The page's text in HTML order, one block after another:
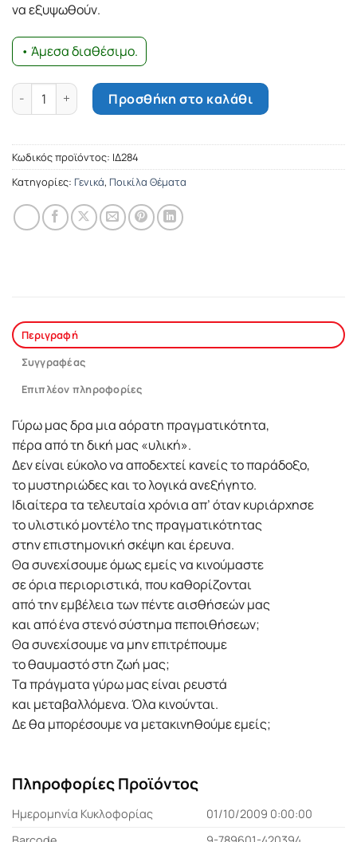
να εξυψωθούν.
• Άμεσα διαθέσιμο.
Θαυμαστό όπως η ζωή ποσότητα
Προσθήκη στο καλάθι
Κωδικός προϊόντος: ΙΔ284
Κατηγορίες: Γενικά, Ποικίλα Θέματα
Περιγραφή
Συγγραφέας
Επιπλέον πληροφορίες
Γύρω μας δρα μια αόρατη πραγματικότητα,
πέρα από τη δική μας «υλική».
Δεν είναι εύκολο να αποδεχτεί κανείς το παράδοξο,
το μυστηριώδες και το λογικά ανεξήγητο.
Ιδιαίτερα τα τελευταία χρόνια απ’ όταν κυριάρχησε
το υλιστικό μοντέλο της πραγματικότητας
στην επιστημονική σκέψη και έρευνα.
Θα συνεχίσουμε όμως εμείς να κινούμαστε
σε όρια περιοριστικά, που καθορίζονται
από την εμβέλεια των πέντε αισθήσεών μας
και από ένα στενό σύστημα πεποιθήσεων;
Θα συνεχίσουμε να μην επιτρέπουμε
το θαυμαστό στη ζωή μας;
Τα πράγματα γύρω μας είναι ρευστά
και μεταβαλλόμενα. Όλα κινούνται.
Δε θα μπορέσουμε να μετακινηθούμε εμείς;
Πληροφορίες Προϊόντος
Ημερομηνία Κυκλοφορίας
01/10/2009 0:00:00